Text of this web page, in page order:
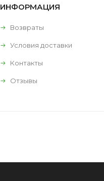
ИНФОРМАЦИЯ
Возвраты
Условия доставки
Контакты
Отзывы